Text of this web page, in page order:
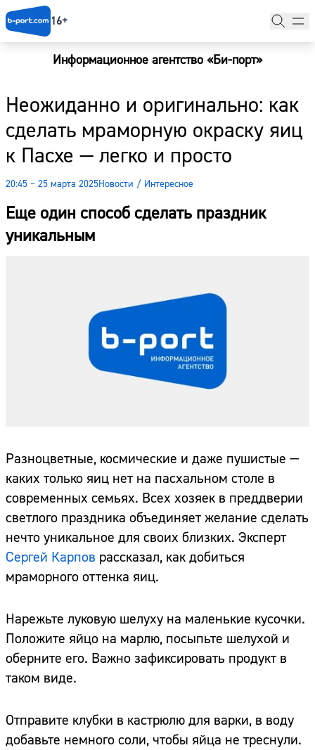
16+
Информационное агентство «Би-порт»
Неожиданно и оригинально: как
сделать мраморную окраску яиц
к Пасхе — легко и просто
20:45 – 25 марта 2025Новости / Интересное
Еще один способ сделать праздник
уникальным
Разноцветные, космические и даже пушистые —
каких только яиц нет на пасхальном столе в
современных семьях. Всех хозяек в преддверии
светлого праздника объединяет желание сделать
нечто уникальное для своих близких. Эксперт
Сергей Карпов рассказал, как добиться
мраморного оттенка яиц.
Нарежьте луковую шелуху на маленькие кусочки.
Положите яйцо на марлю, посыпьте шелухой и
оберните его. Важно зафиксировать продукт в
таком виде.
Отправите клубки в кастрюлю для варки, в воду
добавьте немного соли, чтобы яйца не треснули.
Новости
Наши гости
Фоторепортажи
Погода
Курсы валют